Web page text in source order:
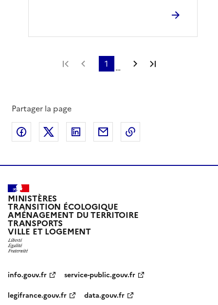
Première page
Page précédente
1 … Page suivante
Partager la page
Partager sur Facebook
Partager sur XPartager sur LinkedIn
Partager par email
MINISTÈRES
TRANSITION ÉCOLOGIQUE
AMÉNAGEMENT DU TERRITOIRE
TRANSPORTS
VILLE ET LOGEMENT
info.gouv.fr
service-public.gouv.fr
legifrance.gouv.fr
data.gouv.fr